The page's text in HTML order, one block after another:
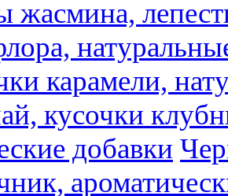
жасмина,
карамели,
кусочки
добавки